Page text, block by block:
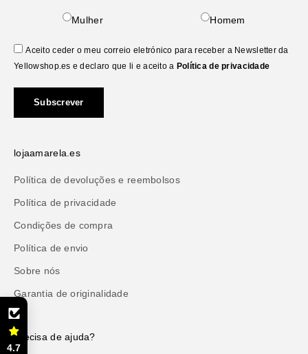
Mulher Homem
Aceito ceder o meu correio eletrónico para receber a Newsletter da
Yellowshop.es e declaro que li e aceito a Política de privacidade
Subscrever
lojaamarela.es
Política de devoluções e reembolsos
Política de privacidade
Condições de compra
Política de envio
Sobre nós
Garantia de originalidade
Precisa de ajuda?
4.7